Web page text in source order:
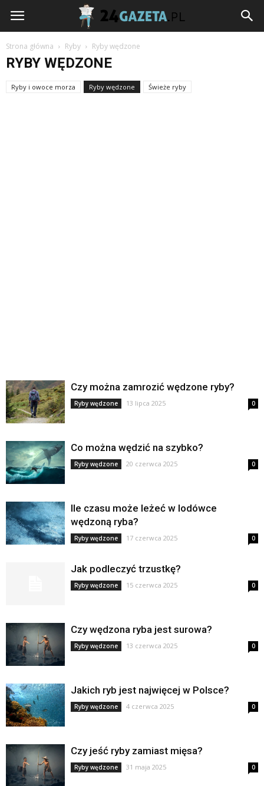
24gazeta.pl
Strona główna Ryby Ryby wędzone
RYBY WĘDZONE
Ryby i owoce morza Ryby wędzone Świeże ryby
Czy można zamrozić wędzone ryby?
Ryby wędzone 13 lipca 2025 0
Co można wędzić na szybko?
Ryby wędzone 20 czerwca 2025 0
Ile czasu może leżeć w lodówce
wędzoną ryba?
Ryby wędzone 17 czerwca 2025 0
Jak podleczyć trzustkę?
Ryby wędzone 15 czerwca 2025 0
Czy wędzona ryba jest surowa?
Ryby wędzone 13 czerwca 2025 0
Jakich ryb jest najwięcej w Polsce?
Ryby wędzone 4 czerwca 2025 0
Czy jeść ryby zamiast mięsa?
Ryby wędzone 31 maja 2025 0